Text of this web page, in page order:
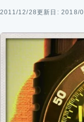
2011/12/28更新日: 2018/